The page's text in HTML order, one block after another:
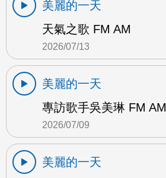
美麗的一天
天氣之歌 FM AM
2026/07/13
美麗的一天
專訪歌手吳美琳 FM AM
2026/07/09
美麗的一天